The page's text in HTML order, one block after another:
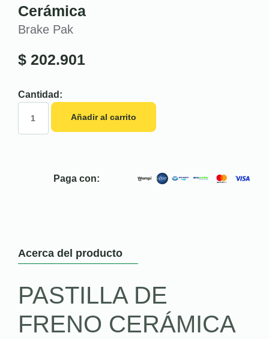
Cerámica
Brake Pak
$ 202.901
Cantidad:
Añadir al carrito
Paga con:
Acerca del producto
PASTILLA DE
FRENO CERÁMICA